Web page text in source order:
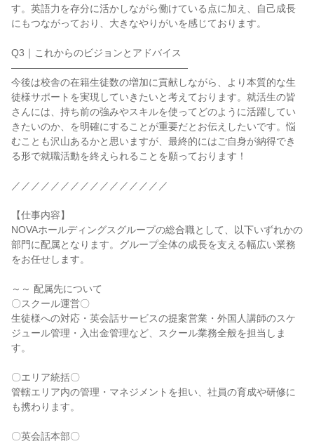
す。英語力を存分に活かしながら働けている点に加え、自己成長
にもつながっており、大きなやりがいを感じております。
Q3｜これからのビジョンとアドバイス
――――――――――――――――――
今後は校舎の在籍生徒数の増加に貢献しながら、より本質的な生
徒様サポートを実現していきたいと考えております。就活生の皆
さんには、持ち前の強みやスキルを使ってどのように活躍してい
きたいのか、を明確にすることが重要だとお伝えしたいです。悩
むことも沢山あるかと思いますが、最終的にはご自身が納得でき
る形で就職活動を終えられることを願っております！
／／／／／／／／／／／／／／／／
【仕事内容】
NOVAホールディングスグループの総合職として、以下いずれかの
部門に配属となります。グループ全体の成長を支える幅広い業務
をお任せします。
～～ 配属先について
〇スクール運営〇
生徒様への対応・英会話サービスの提案営業・外国人講師のスケ
ジュール管理・入出金管理など、スクール業務全般を担当しま
す。
〇エリア統括〇
管轄エリア内の管理・マネジメントを担い、社員の育成や研修に
も携わります。
〇英会話本部〇